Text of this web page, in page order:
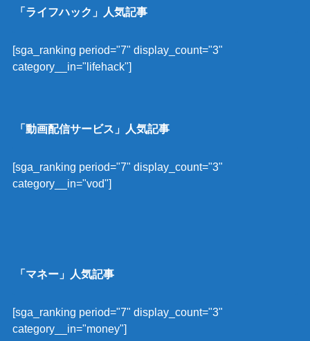
「ライフハック」人気記事
[sga_ranking period="7" display_count="3"
category__in="lifehack"]
「動画配信サービス」人気記事
[sga_ranking period="7" display_count="3"
category__in="vod"]
「マネー」人気記事
[sga_ranking period="7" display_count="3"
category__in="money"]